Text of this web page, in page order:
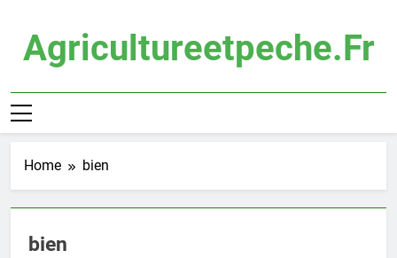
contentAgricultureetpeche.fr
Home bien
bien